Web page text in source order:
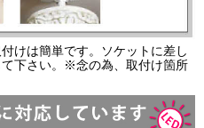
けは簡単です。ソケットに差し
下さい。※念の為、取付け箇所